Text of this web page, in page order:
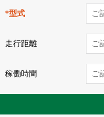
*型式
走行距離
稼働時間